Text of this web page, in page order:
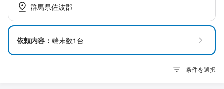
群馬県佐波郡
依頼内容： 端末数1台
条件を選択